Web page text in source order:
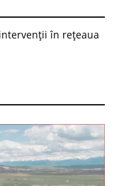
în rețeaua